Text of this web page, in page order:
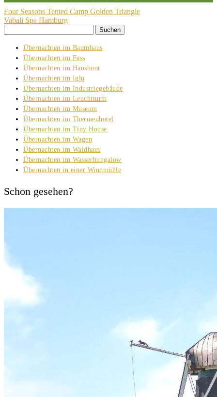
Beitragsnavigation
Four Seasons Tented Camp Golden Triangle
Vabali Spa Hamburg
nach:
Übernachten im Baumhaus
Übernachten im Fass
Übernachten im Hausboot
Übernachten im Iglu
Übernachten im Industriegebäude
Übernachten im Leuchtturm
Übernachten im Museum
Übernachten im Thermenhotel
Übernachten im Tiny House
Übernachten im Wagen
Übernachten im Waldhaus
Übernachten im Wasserbungalow
Übernachten in einer Windmühle
Schon gesehen?